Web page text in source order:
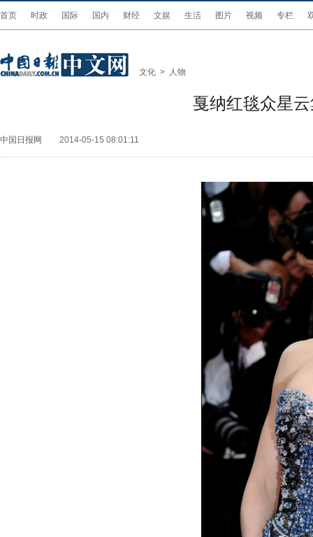
首页 时政 国际 国内 财经 文娱 生活 图片 视频 专栏
文化 > 人物
戛纳红毯众星
中国日报网 2014-05-15 08:01:11